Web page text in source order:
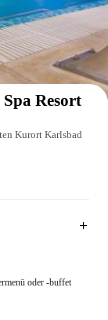
der Karte anzeigen
Resort
Kurort Karlsbad
oder -buffet